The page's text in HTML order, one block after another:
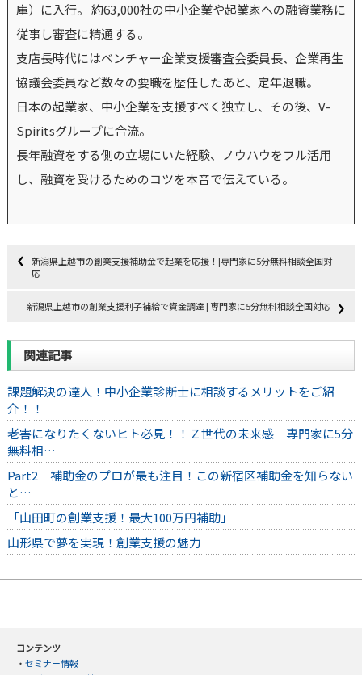
庫）に入行。 約63,000社の中小企業や起業家への融資業務に
従事し審査に精通する。
支店長時代にはベンチャー企業支援審査会委員長、企業再生
協議会委員など数々の要職を歴任したあと、定年退職。
日本の起業家、中小企業を支援すべく独立し、その後、V-
Spiritsグループに合流。
長年融資をする側の立場にいた経験、ノウハウをフル活用
し、融資を受けるためのコツを本音で伝えている。
新潟県上越市の創業支援補助金で起業を応援！|専門家に5分無料相談全国対
応
新潟県上越市の創業支援利子補給で資金調達 | 専門家に5分無料相談全国対応
関連記事
課題解決の達人！中小企業診断士に相談するメリットをご紹
介！！
老害になりたくないヒト必見！！Ｚ世代の未来感｜専門家に5分
無料相…
Part2 補助金のプロが最も注目！この新宿区補助金を知らない
と…
「山田町の創業支援！最大100万円補助」
山形県で夢を実現！創業支援の魅力
コンテンツ
・ セミナー情報